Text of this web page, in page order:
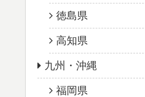
徳島県
高知県
九州・沖縄
福岡県